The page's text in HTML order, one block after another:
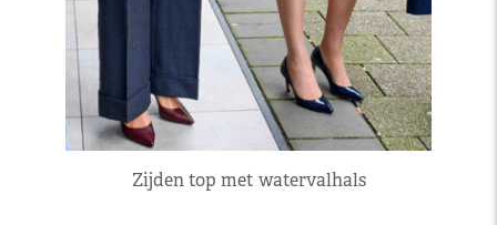
Zijden top met watervalhals